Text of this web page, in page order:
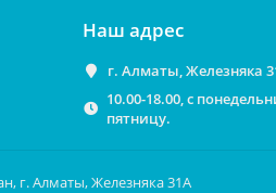
Наш адрес
г. Алматы, Железняка
10.00-18.00, с
пятницу.
г. Алматы, Железняка 31А